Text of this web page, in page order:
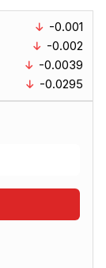
-0.001
-0.002
-0.0039
-0.0295